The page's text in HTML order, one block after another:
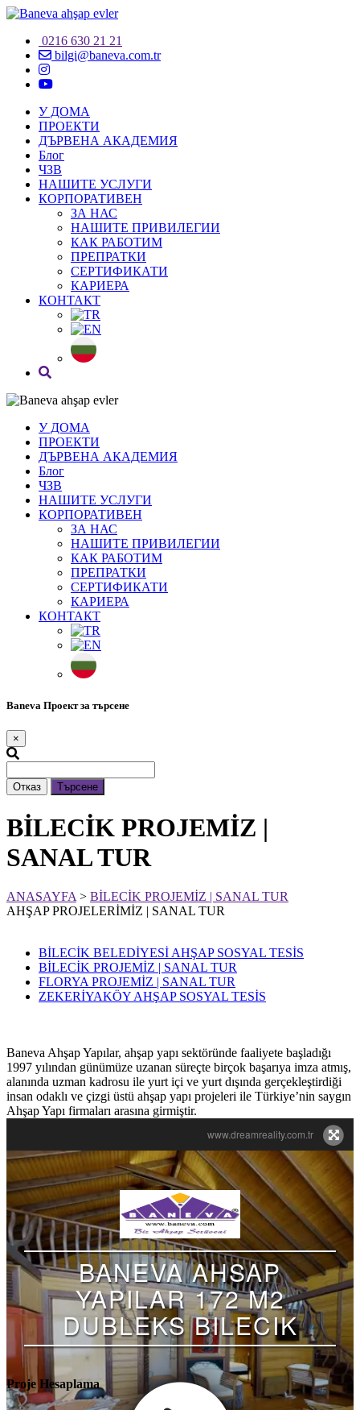
0216 630 21 21
bilgi@baneva.com.tr
У ДОМА
ПРОЕКТИ
ДЪРВЕНА АКАДЕМИЯ
Блог
ЧЗВ
НАШИТЕ УСЛУГИ
КОРПОРАТИВЕН
ЗА НАС
НАШИТЕ ПРИВИЛЕГИИ
КАК РАБОТИМ
ПРЕПРАТКИ
СЕРТИФИКАТИ
КАРИЕРА
КОНТАКТ
У ДОМА
ПРОЕКТИ
ДЪРВЕНА АКАДЕМИЯ
Блог
ЧЗВ
НАШИТЕ УСЛУГИ
КОРПОРАТИВЕН
ЗА НАС
НАШИТЕ ПРИВИЛЕГИИ
КАК РАБОТИМ
ПРЕПРАТКИ
СЕРТИФИКАТИ
КАРИЕРА
КОНТАКТ
Baneva Проект за търсене
×
Отказ Търсене
BİLECİK PROJEMİZ |
SANAL TUR
ANASAYFA > BİLECİK PROJEMİZ | SANAL TUR
AHŞAP PROJELERİMİZ | SANAL TUR
BİLECİK BELEDİYESİ AHŞAP SOSYAL TESİS
BİLECİK PROJEMİZ | SANAL TUR
FLORYA PROJEMİZ | SANAL TUR
ZEKERİYAKÖY AHŞAP SOSYAL TESİS
Baneva Ahşap Yapılar, ahşap yapı sektöründe faaliyete başladığı
1997 yılından günümüze uzanan süreçte birçok başarıya imza atmış,
alanında uzman kadrosu ile yurt içi ve yurt dışında gerçekleştirdiği
insan odaklı ve çizgi üstü ahşap yapı projeleri ile Türkiye’nin saygın
Ahşap Yapı firmaları arasına girmiştir.
Proje Hesaplama